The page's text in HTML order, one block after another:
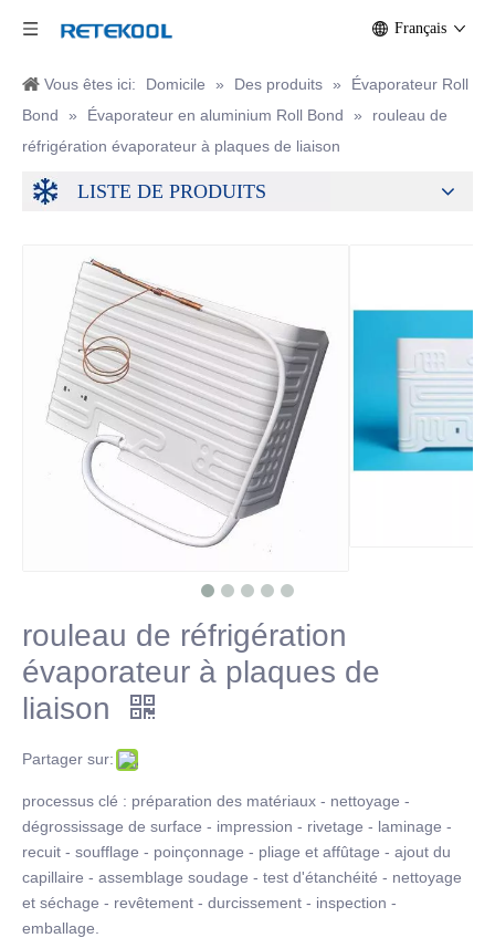
Français
Vous êtes ici: Domicile » Des produits »
Évaporateur Roll
Bond
» Évaporateur en aluminium Roll Bond »
rouleau de
réfrigération évaporateur à plaques de liaison
LISTE DE PRODUITS
rouleau de réfrigération
évaporateur à plaques de
liaison
Partager sur:
processus clé : préparation des matériaux - nettoyage -
dégrossissage de surface - impression - rivetage - laminage -
recuit - soufflage - poinçonnage - pliage et affûtage - ajout du
capillaire - assemblage soudage - test d'étanchéité - nettoyage
et séchage - revêtement - durcissement - inspection -
emballage.